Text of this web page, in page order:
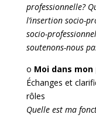
professionnelle?
l’insertion socio-
socio-
soutenons-nous
o Moi dans
Échanges et
rôles
Quelle est ma